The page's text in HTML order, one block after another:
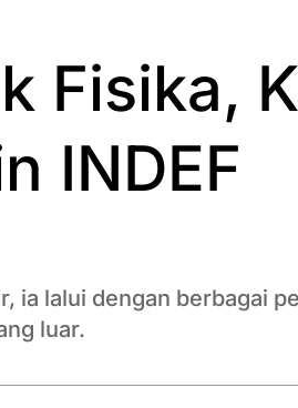
Fisika,
INDEF
ia lalui dengan berbagai
luar.